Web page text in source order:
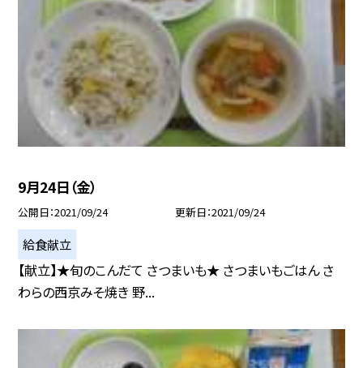
9月24日（金）
公開日 2021/09/24 更新日 2021/09/24
給食献立
【献立】★旬のこんだて さつまいも★ さつまいもごはん さ
わらの西京みそ焼き 野...